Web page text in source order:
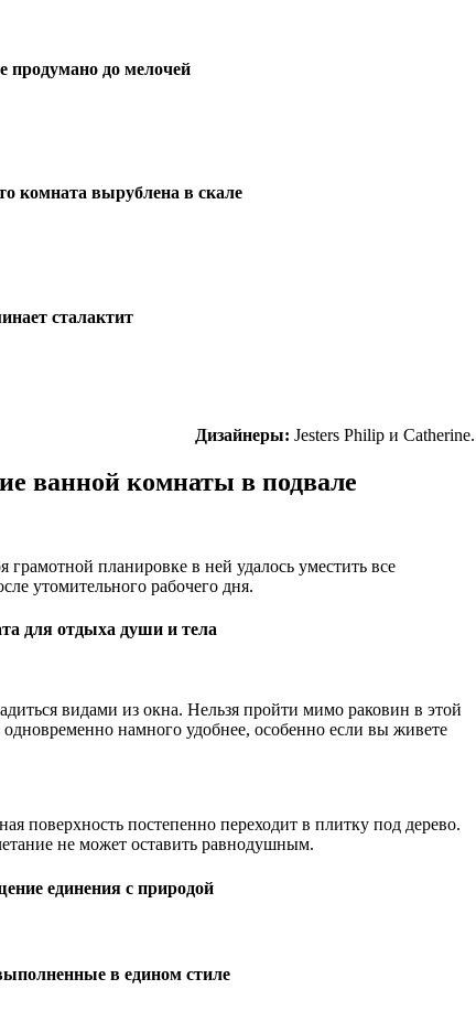
продумано до мелочей
комната вырублена в скале
сталактит
Дизайнеры: Jesters Philip и Catherine.
ванной комнаты в подвале
грамотной планировке в ней удалось уместить все
утомительного рабочего дня.
для отдыха души и тела
видами из окна. Нельзя пройти мимо раковин в этой
намного удобнее, особенно если вы живете
поверхность постепенно переходит в плитку под дерево.
не может оставить равнодушным.
единения с природой
в едином стиле